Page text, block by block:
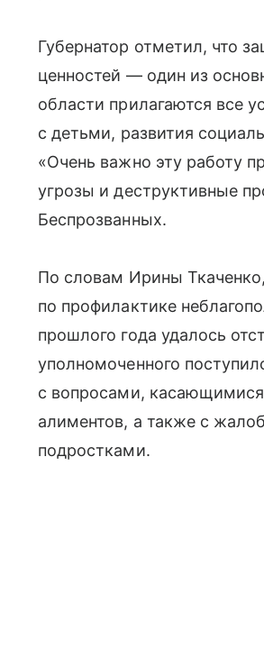
Губернатор отметил, что
ценностей — один из
области прилагаются все
с детьми, развития
«Очень важно эту работу
угрозы и деструктивные
Беспрозванных.
По словам Ирины
по профилактике
прошлого года удалось
уполномоченного
с вопросами, касающимися
алиментов, а также с
подростками.